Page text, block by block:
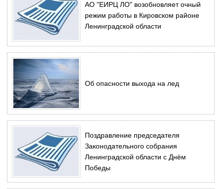
АО "ЕИРЦ ЛО" возобновляет очный
режим работы в Кировском районе
Ленинградской области
Об опасности выхода на лед
Поздравление председателя
Законодательного собрания
Ленинградской области с Днём
Победы